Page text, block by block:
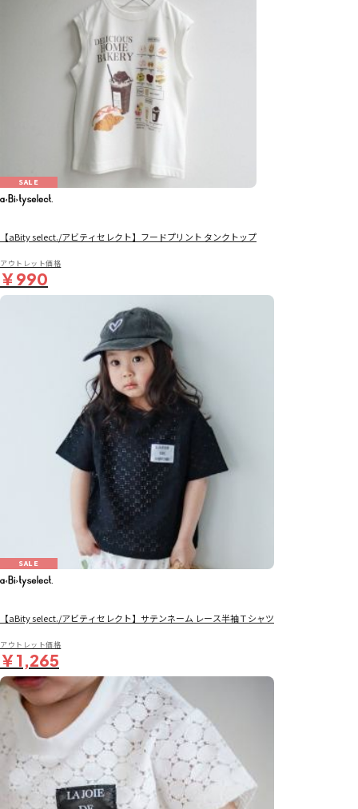
SALE
【aBity select./アビティセレクト】フードプリント タンクトップ
アウトレット価格
￥990
SALE
【aBity select./アビティセレクト】サテンネーム レース半袖Ｔシャツ
アウトレット価格
￥1,265